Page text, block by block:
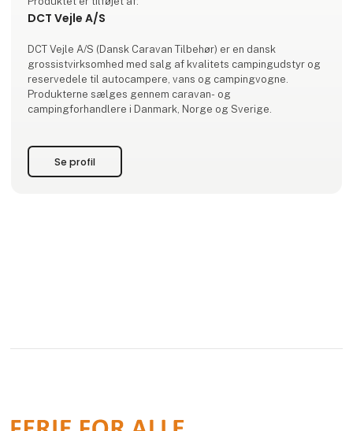
DCT Vejle A/S
DCT Vejle A/S (Dansk Caravan Tilbehør) er en dansk
grossistvirksomhed med salg af kvalitets campingudstyr og
reservedele til autocampere, vans og campingvogne.
Produkterne sælges gennem caravan- og
campingforhandlere i Danmark, Norge og Sverige.
Se profil